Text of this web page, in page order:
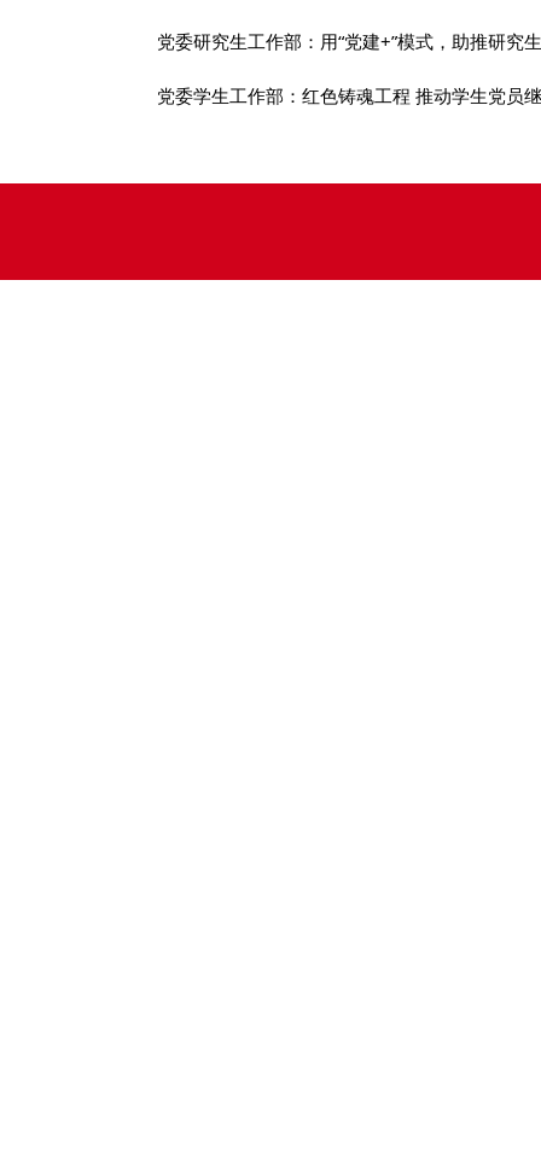
党委研究生工作部：用“党建+”模式，助推研究
党委学生工作部：红色铸魂工程 推动学生党员